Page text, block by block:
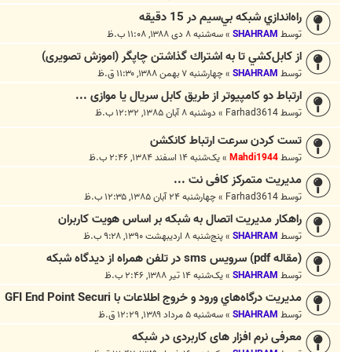
را‌ه‌اندازي شبکه بي‌سيم در 15 دقيقه
توسط SHAHRAM
»سه‌شنبه ۸ دی ۱۳۸۸, ۱۱:۰۸ ب.ظ
از کابل‌کشي تا به اشتراك گذاشتن چاپگر (اموزش تصویری)
توسط SHAHRAM
»چهارشنبه ۷ بهمن ۱۳۸۸, ۱۱:۳۰ ق.ظ
ارتباط دو کامپیوتر از طریق کابل سریال یا موازی ...
توسطFarhad3614
» دوشنبه ۸ آبان ۱۳۸۵, ۱۲:۳۲ ب.ظ
تست کردن سرعت ارتباط کانکشن
توسطMahdi1944
»یک‌شنبه ۱۴ اسفند ۱۳۸۴, ۲:۴۶ ب.ظ
مدیریت متمرکز کافی نت ...
توسطFarhad3614
»چهارشنبه ۲۴ آبان ۱۳۸۵, ۱۲:۳۵ ب.ظ
راهکار مديريت اتصال به شبکه بر اساس هويت کاربران
توسط SHAHRAM
»پنج‌شنبه ۸ اردیبهشت ۱۳۹۰, ۹:۲۸ ب.ظ
(مقاله pdf) سرویس sms در تلفن همراه از دیدگاه شبکه
توسط SHAHRAM
»یک‌شنبه ۱۴ تیر ۱۳۸۸, ۲:۴۶ ب.ظ
مديريت درگاه‌هاي ورود و خروج اطلاعات با GFI End Point Securi
توسط SHAHRAM
»سه‌شنبه ۵ مرداد ۱۳۸۹, ۱۲:۲۹ ق.ظ
معرفی نرم افزار های کاربردی در شبکه